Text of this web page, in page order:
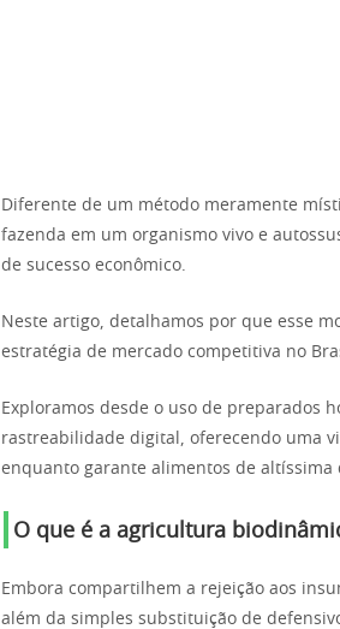
Diferente de um método meramente
fazenda em um organismo vivo e
de sucesso econômico.
Neste artigo, detalhamos por que esse
estratégia de mercado competitiva no
Exploramos desde o uso de preparados
rastreabilidade digital, oferecendo uma
enquanto garante alimentos de
O que é a agricultura
Embora compartilhem a rejeição aos
além da simples substituição de